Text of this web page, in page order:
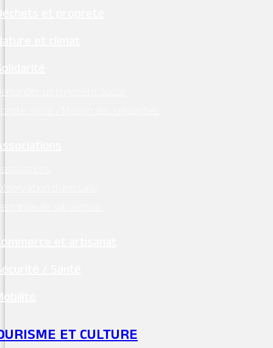
et propreté
et climat
un logement social
social / Maison des solidarités
d’une salle
de subvention
et artisanat
/ Santé
ET CULTURE
Rue des Moulins, La Maumenière, Montsoreau